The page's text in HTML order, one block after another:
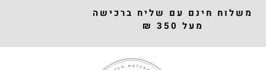
משלוח חינם עם שליח ברכישה
מעל 350 ₪